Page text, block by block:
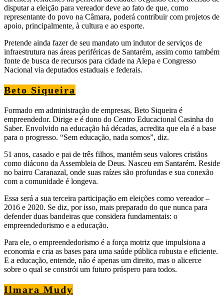
disputar a eleição para vereador deve ao fato de que, como
representante do povo na Câmara, poderá contribuir com projetos de
apoio, principalmente, à cultura e ao esporte.
Pretende ainda fazer de seu mandato um indutor de serviços de
infraestrutura nas áreas periféricas de Santarém, assim como também
fonte de busca de recursos para cidade na Alepa e Congresso
Nacional via deputados estaduais e federais.
Beto Siqueira
Formado em administração de empresas, Beto Siqueira é
empreendedor. Dirige e é dono do Centro Educacional Casinha do
Saber. Envolvido na educação há décadas, acredita que ela é a base
para o progresso. “Sem educação, nada somos”, diz.
51 anos, casado e pai de três filhos, mantém seus valores cristãos
como diácono da Assembleia de Deus. Nasceu em Santarém. Reside
no bairro Caranazal, onde suas raízes são profundas e sua conexão
com a comunidade é longeva.
Essa será a sua terceira participação em eleições como vereador –
2016 e 2020. Se diz, por isso, mais preparado do que nunca para
defender duas bandeiras que considera fundamentais: o
empreendedorismo e a educação.
Para ele, o empreendedorismo é a força motriz que impulsiona a
economia e cria as bases para uma saúde pública robusta e eficiente.
E a educação, entende, não é apenas um direito, mas o alicerce
sobre o qual se constrói um futuro próspero para todos.
Ilmara Mudy